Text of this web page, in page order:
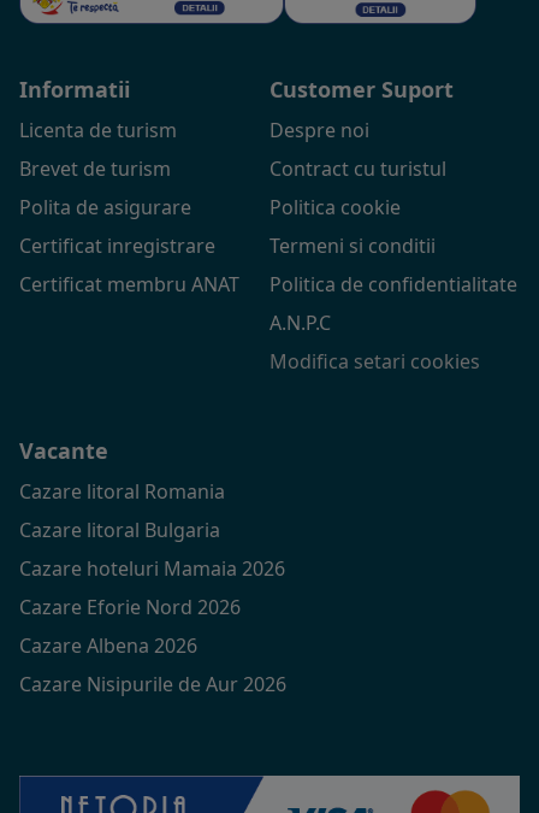
Informatii
Licenta de turism
Brevet de turism
Polita de asigurare
Certificat inregistrare
Certificat membru ANAT
Customer Suport
Despre noi
Contract cu turistul
Politica cookie
Termeni si conditii
Politica de confidentialitate
A.N.P.C
Modifica setari cookies
Vacante
Cazare litoral Romania
Cazare litoral Bulgaria
Cazare hoteluri Mamaia 2026
Cazare Eforie Nord 2026
Cazare Albena 2026
Cazare Nisipurile de Aur 2026